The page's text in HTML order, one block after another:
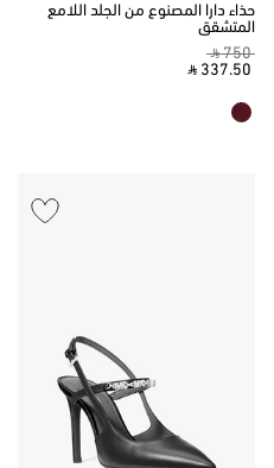
حذاء دارا المصنوع من الجلد اللامع
المتشقق
‎ ⃁ 750 ‎
‎ ⃁ 337.50 ‎